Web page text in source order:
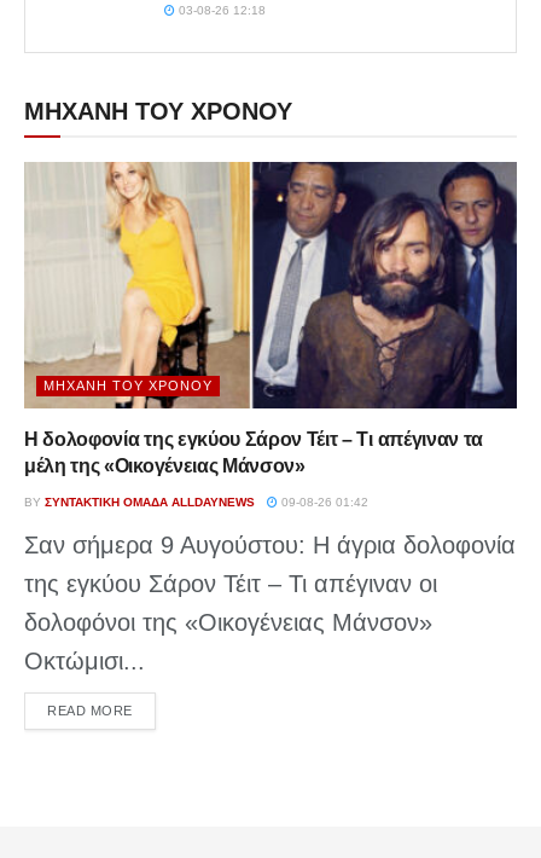
03-08-26 12:18
ΜΗΧΑΝΗ ΤΟΥ ΧΡΟΝΟΥ
ΜΗΧΑΝΉ ΤΟΥ ΧΡΌΝΟΥ
Η δολοφονία της εγκύου Σάρον Τέιτ – Τι απέγιναν τα
μέλη της «Οικογένειας Μάνσον»
BY ΣΥΝΤΑΚΤΙΚΉ ΟΜΆΔΑ ALLDAYNEWS 09-08-26 01:42
Σαν σήμερα 9 Αυγούστου: Η άγρια δολοφονία
της εγκύου Σάρον Τέιτ – Τι απέγιναν οι
δολοφόνοι της «Οικογένειας Μάνσον»
Οκτώμισι...
READ MOREDETAILS